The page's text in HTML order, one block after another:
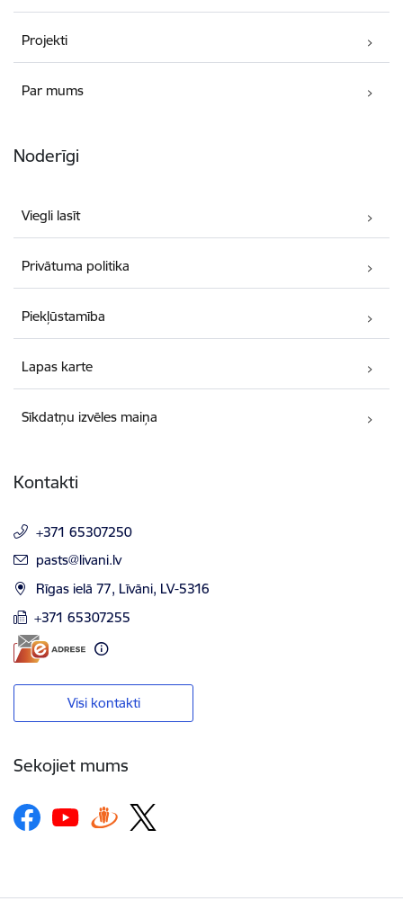
Projekti
Par mums
Noderīgi
Viegli lasīt
Privātuma politika
Piekļūstamība
Lapas karte
Sīkdatņu izvēles maiņa
Kontakti
+371 65307250
E-pasts:
pasts@livani.lv
Rīgas ielā 77, Līvāni, LV-5316
+371 65307255
Visi kontakti
Sekojiet mums